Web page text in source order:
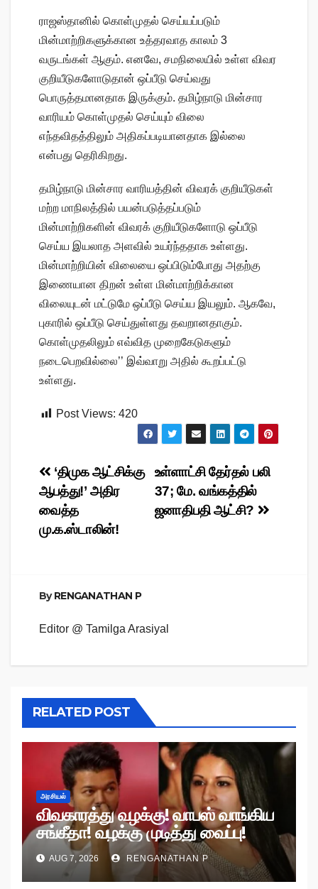
ராஜஸ்தானில் கொள்முதல் செய்யப்படும்
மின்மாற்றிகளுக்கான உத்தரவாத காலம் 3
வருடங்கள் ஆகும். எனவே, சமநிலையில் உள்ள விவர
குறியீடுகளோடுதான் ஒப்பீடு செய்வது
பொருத்தமானதாக இருக்கும். தமிழ்நாடு மின்சார
வாரியம் கொள்முதல் செய்யும் விலை
எந்தவிதத்திலும் அதிகப்படியானதாக இல்லை
என்பது தெரிகிறது.
தமிழ்நாடு மின்சார வாரியத்தின் விவரக் குறியீடுகள்
மற்ற மாநிலத்தில் பயன்படுத்தப்படும்
மின்மாற்றிகளின் விவரக் குறியீடுகளோடு ஒப்பீடு
செய்ய இயலாத அளவில் உயர்ந்ததாக உள்ளது.
மின்மாற்றியின் விலையை ஒப்பிடும்போது அதற்கு
இணையான திறன் உள்ள மின்மாற்றிக்கான
விலையுடன் மட்டுமே ஒப்பீடு செய்ய இயலும். ஆகவே,
புகாரில் ஒப்பீடு செய்துள்ளது தவறானதாகும்.
கொள்முதலிலும் எவ்வித முறைகேடுகளும்
நடைபெறவில்லை’’ இவ்வாறு அதில் கூறப்பட்டு
உள்ளது.
Post Views: 420
Post
navigation
உள்ளாட்சி தேர்தல் பலி
37; மே. வங்கத்தில்
ஜனாதிபதி ஆட்சி?
‘திமுக ஆட்சிக்கு
ஆபத்து!’ அதிர
வைத்த
மு.க.ஸ்டாலின்!
ByRENGANATHAN P
Editor @ Tamilga Arasiyal
RELATED POST
அரசியல்
விவகாரத்து வழக்கு! வாபஸ் வாங்கிய
சங்கீதா! வழக்கு முடித்து வைப்பு!
AUG 7, 2026 RENGANATHAN P